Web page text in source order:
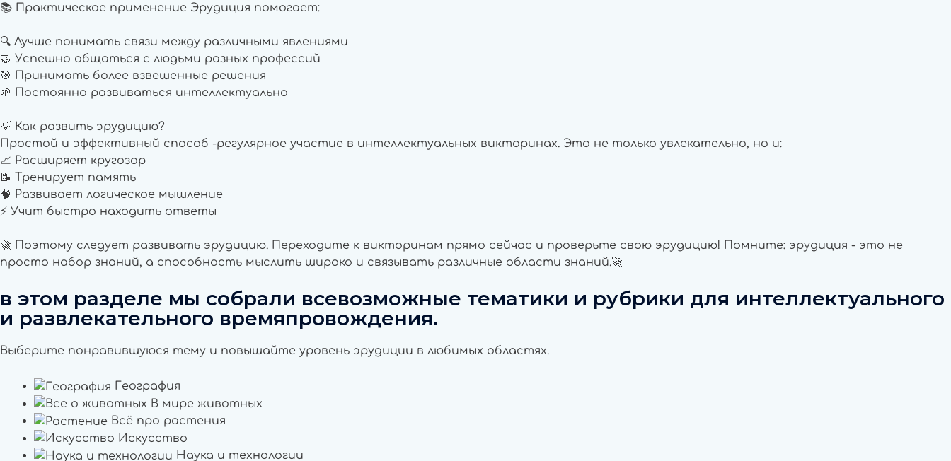
📚 Практическое применение Эрудиция помогает:
🔍 Лучше понимать связи между различными явлениями
🤝 Успешно общаться с людьми разных профессий
🎯 Принимать более взвешенные решения
🌱 Постоянно развиваться интеллектуально
💡 Как развить эрудицию?
Простой и эффективный способ -регулярное участие в интеллектуальных викторинах. Это не только увлекательно, но и:
📈 Расширяет кругозор
📝 Тренирует память
🧠 Развивает логическое мышление
⚡ Учит быстро находить ответы
🚀 Поэтому следует развивать эрудицию. Переходите к викторинам прямо сейчас и проверьте свою эрудицию! Помните: эрудиция - это не
просто набор знаний, а способность мыслить широко и связывать различные области знаний.🚀
в этом разделе мы собрали всевозможные тематики и рубрики для интеллектуального
и развлекательного времяпровождения.
Выберите понравившуюся тему и повышайте уровень эрудиции в любимых областях.
География
В мире животных
Всё про растения
Искусство
Наука и технологии